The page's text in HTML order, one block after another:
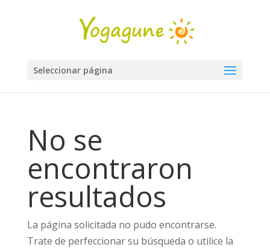
Seleccionar página
No se
encontraron
resultados
La página solicitada no pudo encontrarse.
Trate de perfeccionar su búsqueda o utilice la